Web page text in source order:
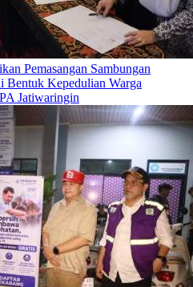
Pemasangan Sambungan
Bentuk Kepedulian Warga
Jatiwaringin